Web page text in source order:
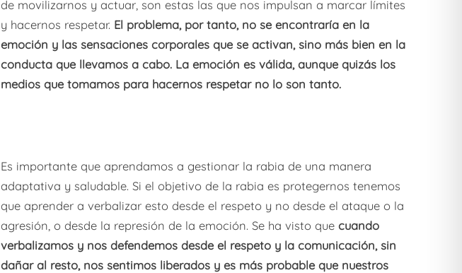
de movilizarnos y actuar, son estas las que nos impulsan a marcar límites
y hacernos respetar. El problema, por tanto, no se encontraría en la
emoción y las sensaciones corporales que se activan, sino más bien en la
conducta que llevamos a cabo. La emoción es válida, aunque quizás los
medios que tomamos para hacernos respetar no lo son tanto.
Es importante que aprendamos a gestionar la rabia de una manera
adaptativa y saludable. Si el objetivo de la rabia es protegernos tenemos
que aprender a verbalizar esto desde el respeto y no desde el ataque o la
agresión, o desde la represión de la emoción. Se ha visto que cuando
verbalizamos y nos defendemos desde el respeto y la comunicación, sin
dañar al resto, nos sentimos liberados y es más probable que nuestros